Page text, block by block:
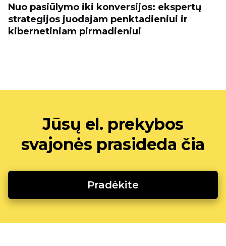
Nuo pasiūlymo iki konversijos: ekspertų
strategijos juodajam penktadieniui ir
kibernetiniam pirmadieniui
Jūsų el. prekybos
svajonės prasideda čia
Pradėkite